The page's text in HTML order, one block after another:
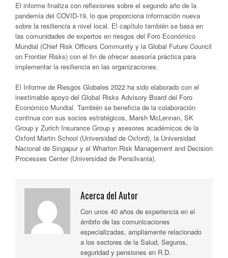
El informe finaliza con reflexiones sobre el segundo año de la
pandemia del COVID-19, lo que proporciona información nueva
sobre la resiliencia a nivel local. El capítulo también se basa en
las comunidades de expertos en riesgos del Foro Económico
Mundial (Chief Risk Officers Community y la Global Future Council
on Frontier Risks) con el fin de ofrecer asesoría práctica para
implementar la resiliencia en las organizaciones.
El Informe de Riesgos Globales 2022 ha sido elaborado con el
inestimable apoyo del Global Risks Advisory Board del Foro
Económico Mundial. También se beneficia de la colaboración
continua con sus socios estratégicos, Marsh McLennan, SK
Group y Zurich Insurance Group y asesores académicos de la
Oxford Martin School (Universidad de Oxford), la Universidad
Nacional de Singapur y el Wharton Risk Management and Decision
Processes Center (Universidad de Pensilvania).
Acerca del Autor
Con unos 40 años de experiencia en el
ámbito de las comunicaciones
especializadas, ampliamente relacionado
a los sectores de la Salud, Seguros,
seguridad y pensiones en R.D.